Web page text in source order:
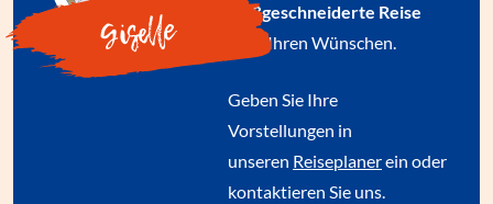
Giselle
maßgeschneiderte Reise
nach Ihren Wünschen.
Geben Sie Ihre
Vorstellungen in
unseren Reiseplanerein oder
kontaktieren Sie uns.